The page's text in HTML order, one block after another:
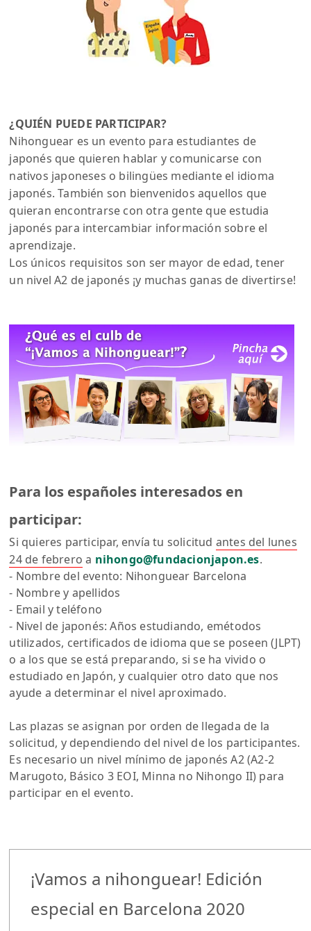
¿QUIÉN PUEDE PARTICIPAR?
Nihonguear es un evento para estudiantes de
japonés que quieren hablar y comunicarse con
nativos japoneses o bilingües mediante el idioma
japonés. También son bienvenidos aquellos que
quieran encontrarse con otra gente que estudia
japonés para intercambiar información sobre el
aprendizaje.
Los únicos requisitos son ser mayor de edad, tener
un nivel A2 de japonés ¡y muchas ganas de divertirse!
Para los españoles interesados en
participar:
Si quieres participar, envía tu solicitud antes del lunes
24 de febrero a nihongo@fundacionjapon.es.
- Nombre del evento: Nihonguear Barcelona
- Nombre y apellidos
- Email y teléfono
- Nivel de japonés: Años estudiando, emétodos
utilizados, certificados de idioma que se poseen (JLPT)
o a los que se está preparando, si se ha vivido o
estudiado en Japón, y cualquier otro dato que nos
ayude a determinar el nivel aproximado.
Las plazas se asignan por orden de llegada de la
solicitud, y dependiendo del nivel de los participantes.
Es necesario un nivel mínimo de japonés A2 (A2-2
Marugoto, Básico 3 EOI, Minna no Nihongo II) para
participar en el evento.
¡Vamos a nihonguear! Edición
especial en Barcelona 2020